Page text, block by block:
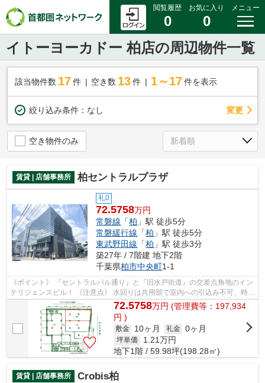
閲覧履歴
0
お気に入り
0
メニュー
イトーヨーカドー 柏店の周辺物件一覧
該当物件数 17件 空き数 13 件 1～17 件を表示
絞り込み条件： なし 変更
空き物件のみ
賃貸 | 店舗事務所 柏セントラルプラザ
礼0
72.5758万円
常磐線 「柏 」駅 徒歩5分
常磐緩行線 「柏 」駅 徒歩5分
東武野田線 「柏 」駅 徒歩3分
築27年 / 7階建 地下2階
千葉県柏市中央町1-1
《ポイント》 『セントラルパル通り』と『旧水戸街道』の交差点角地のイン
テリジェンスビル！ 《注意点》 水回りは共用部で室内への引込み不可、時間
制限有り（20時閉館）
72.5758万円 (管理費等：197,934
円 )
敷金 10ヶ月 礼金 0ヶ月
坪単価 1.21万円
地下1階 / 59.98坪(198.28㎡)
賃貸 | 店舗事務所 Crobis柏